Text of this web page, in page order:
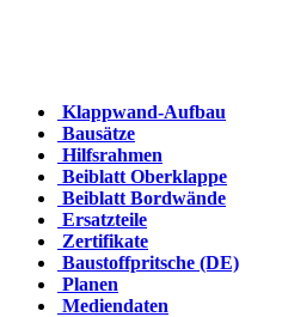
Klappwand-Aufbau
Bausätze
Hilfsrahmen
Beiblatt Oberklappe
Beiblatt Bordwände
Ersatzteile
Zertifikate
Baustoff­pritsche (DE)
Planen
Mediendaten